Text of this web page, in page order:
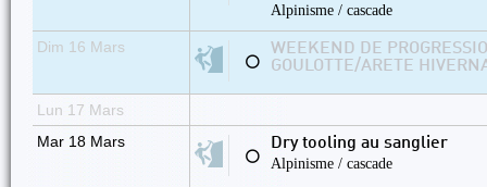
Alpinisme / cascade
Dim 16 Mars
⚪
WEEKEND DE
GOULOTTE/ARETE
Lun 17 Mars
Mar 18 Mars
⚪
Dry tooling au sanglier
Alpinisme / cascade